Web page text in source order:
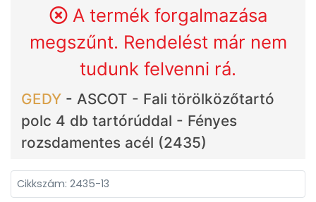
A termék forgalmazása
megszűnt. Rendelést már nem
tudunk felvenni rá.
GEDY - ASCOT - Fali törölközőtartó
polc 4 db tartórúddal - Fényes
rozsdamentes acél (2435)
Cikkszám: 2435-13